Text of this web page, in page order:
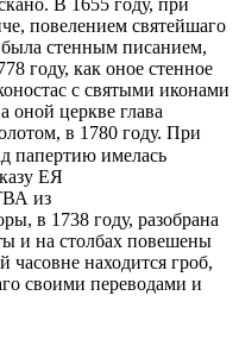
повелением святейшаго
стенным писанием,
году, как оное стенное
с святыми иконами
оной церкве глава
в 1780 году. При
папертию имелась
ЕЯ
из
в 1738 году, разобрана
и на столбах повешены
находится гроб,
своими переводами и